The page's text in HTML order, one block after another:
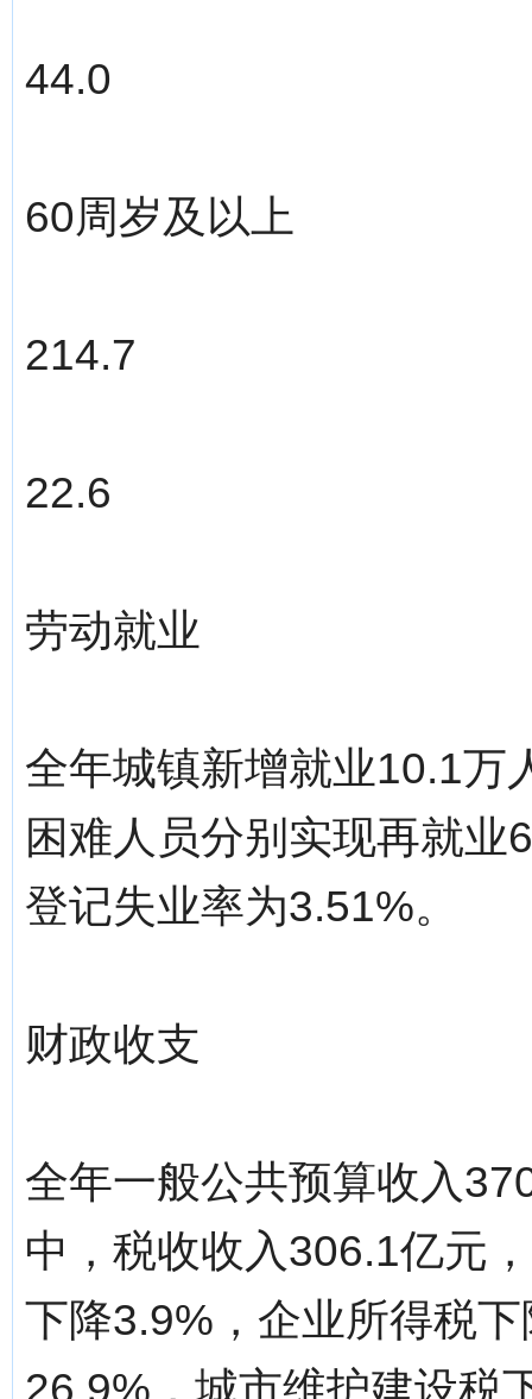
44.0
60周岁及以上
214.7
22.6
劳动就业
全年城镇新增就业10.1万
困难人员分别实现再就
登记失业率为3.51%。
财政收支
全年一般公共预算收入
中，税收收入306.1亿元
下降3.9%，企业所得税
26.9%，城市维护建设税